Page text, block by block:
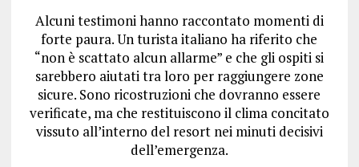
Alcuni testimoni hanno raccontato momenti di
forte paura. Un turista italiano ha riferito che
“non è scattato alcun allarme” e che gli ospiti si
sarebbero aiutati tra loro per raggiungere zone
sicure. Sono ricostruzioni che dovranno essere
verificate, ma che restituiscono il clima concitato
vissuto all’interno del resort nei minuti decisivi
dell’emergenza.